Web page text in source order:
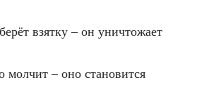
взятку – он уничтожает
молчит – оно становится